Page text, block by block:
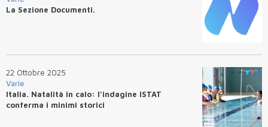
La Sezione Documenti.
22 Ottobre 2025
Varie
Italia. Natalità in calo: l’indagine ISTAT
conferma i minimi storici